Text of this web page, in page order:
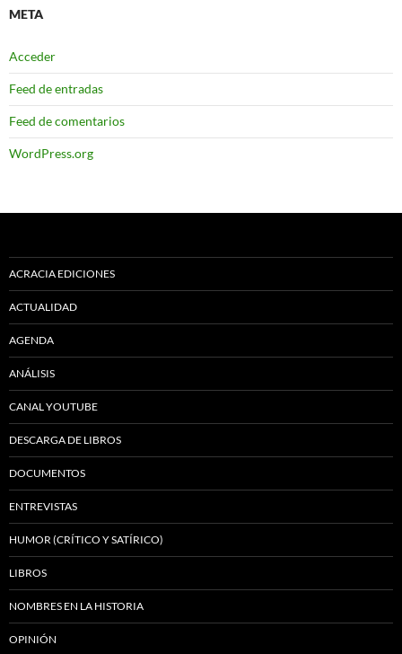
META
Acceder
Feed de entradas
Feed de comentarios
WordPress.org
ACRACIA EDICIONES
ACTUALIDAD
AGENDA
ANÁLISIS
CANAL YOUTUBE
DESCARGA DE LIBROS
DOCUMENTOS
ENTREVISTAS
HUMOR (CRÍTICO Y SATÍRICO)
LIBROS
NOMBRES EN LA HISTORIA
OPINIÓN